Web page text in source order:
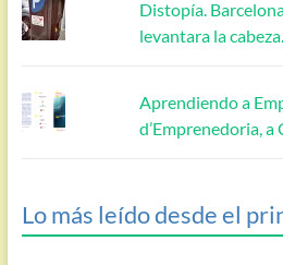
Distopía.
levantara la cabeza...
Aprendiendo a
d’Emprenedoria, a
Lo más leído desde el